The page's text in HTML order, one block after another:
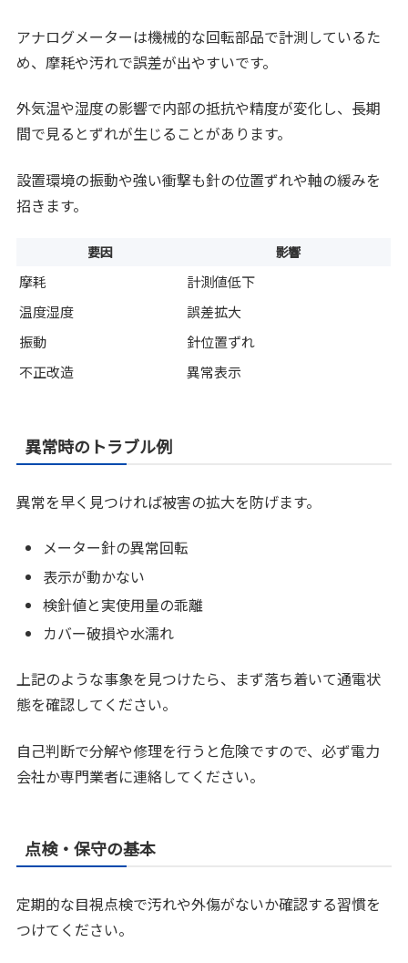
アナログメーターは機械的な回転部品で計測しているた
め、摩耗や汚れで誤差が出やすいです。
外気温や湿度の影響で内部の抵抗や精度が変化し、長期
間で見るとずれが生じることがあります。
設置環境の振動や強い衝撃も針の位置ずれや軸の緩みを
招きます。
要因 影響
摩耗
計測値低下
温度湿度
誤差拡大
振動
針位置ずれ
不正改造
異常表示
異常時のトラブル例
異常を早く見つければ被害の拡大を防げます。
メーター針の異常回転
表示が動かない
検針値と実使用量の乖離
カバー破損や水濡れ
上記のような事象を見つけたら、まず落ち着いて通電状
態を確認してください。
自己判断で分解や修理を行うと危険ですので、必ず電力
会社か専門業者に連絡してください。
点検・保守の基本
定期的な目視点検で汚れや外傷がないか確認する習慣を
つけてください。